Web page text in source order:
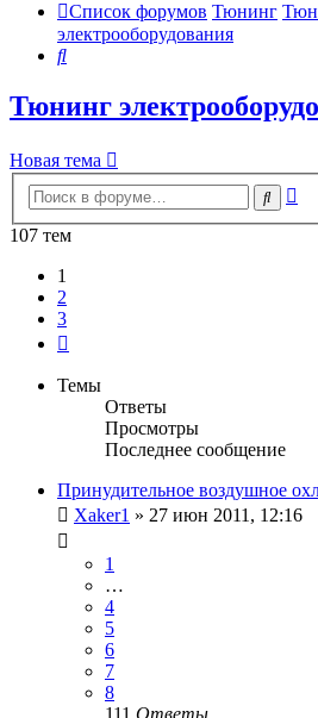
Список форумов Тюнинг
электрооборудования
Поиск
Тюнинг
Новая тема
Поиск
107 тем
1
2
3
Темы
Ответы
Просмотры
Последнее сообщение
Принудительное воздушное
Xaker1 » 27 июн 2011, 12:16
1
…
4
5
6
7
8
111 Ответы